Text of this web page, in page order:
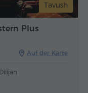
Tavush
Plus
Auf der Karte